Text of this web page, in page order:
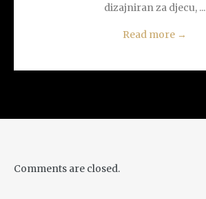
dizajniran za djecu, ...
Read more →
Comments are closed.